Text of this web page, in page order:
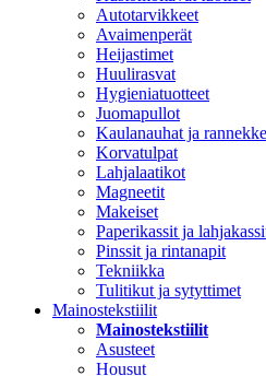
Autotarvikkeet
Avaimenperät
Heijastimet
Huulirasvat
Hygieniatuotteet
Juomapullot
Kaulanauhat ja
Korvatulpat
Lahjalaatikot
Magneetit
Makeiset
Paperikassit ja
Pinssit ja rintanapit
Tekniikka
Tulitikut ja sytyttimet
Mainostekstiilit
Mainostekstiilit
Asusteet
Housut